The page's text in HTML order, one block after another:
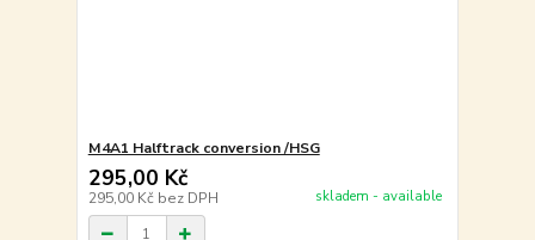
M4A1 Halftrack conversion /HSG
295,00 Kč
295,00 Kč bez DPH skladem - available